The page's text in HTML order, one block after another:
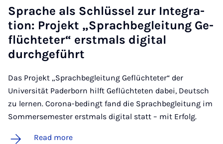
Sprache als Schlüs­sel zur In­teg­ra­
tion: Pro­jekt „S­prac­h­beg­lei­tung Ge­
flüchteter“ er­st­mals di­git­al
durchge­führt
Das Projekt „Sprachbegleitung Geflüchteter“ der
Universität Paderborn hilft Geflüchteten dabei, Deutsch
zu lernen. Corona-bedingt fand die Sprachbegleitung im
Sommersemester erstmals digital statt – mit Erfolg.
Read more